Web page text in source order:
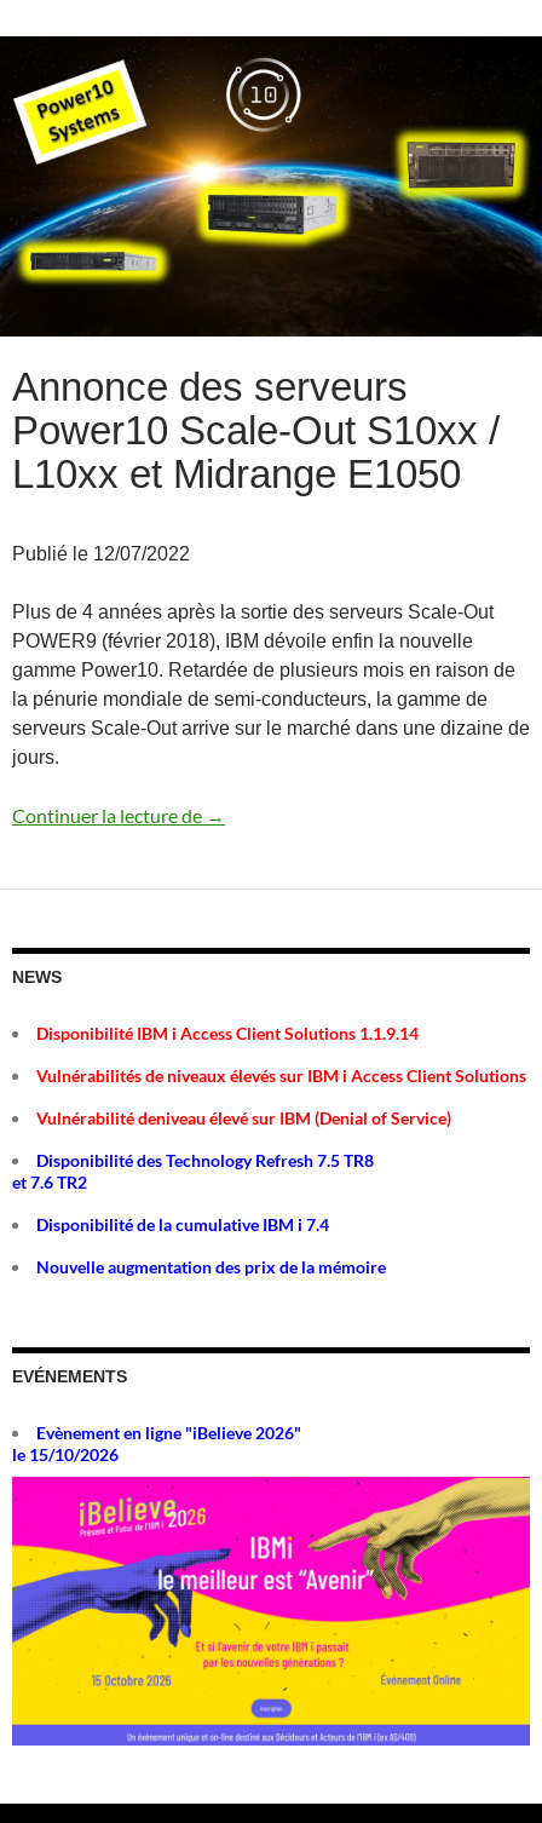
Annonce des serveurs
Power10 Scale-Out S10xx /
L10xx et Midrange E1050
Publié le 12/07/2022
Plus de 4 années après la sortie des serveurs Scale-Out
POWER9 (février 2018), IBM dévoile enfin la nouvelle
gamme Power10. Retardée de plusieurs mois en raison de
la pénurie mondiale de semi-conducteurs, la gamme de
serveurs Scale-Out arrive sur le marché dans une dizaine de
jours.
Continuer la lecture de Annonce des serveurs Power10 Scale-
→
NEWS
Disponibilité IBM i Access Client Solutions 1.1.9.14
Vulnérabilités de niveaux élevés sur IBM i Access Client Solutions
Vulnérabilité deniveau élevé sur IBM (Denial of Service)
Disponibilité des Technology Refresh 7.5 TR8
et 7.6 TR2
Disponibilité de la cumulative IBM i 7.4
Nouvelle augmentation des prix de la mémoire
EVÉNEMENTS
Evènement en ligne "iBelieve 2026"
le 15/10/2026